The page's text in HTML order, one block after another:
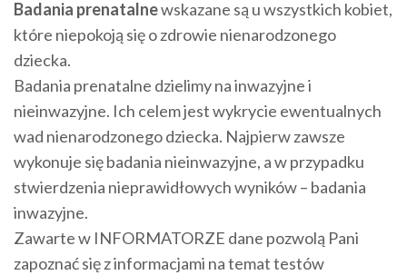
Badania prenatalnewskazane są u wszystkich kobiet,
które niepokoją się o zdrowie nienarodzonego
dziecka.
Badania prenatalne dzielimy na inwazyjne i
nieinwazyjne. Ich celem jest wykrycie ewentualnych
wad nienarodzonego dziecka. Najpierw zawsze
wykonuje się badania nieinwazyjne, a w przypadku
stwierdzenia nieprawidłowych wyników – badania
inwazyjne.
Zawarte w INFORMATORZE dane pozwolą Pani
zapoznać się z informacjami na temat testów